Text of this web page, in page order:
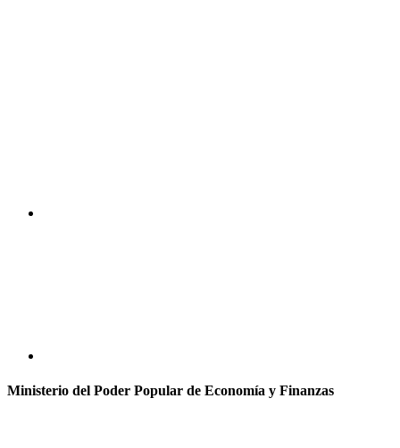
Ministerio del Poder Popular de Economía y Finanzas